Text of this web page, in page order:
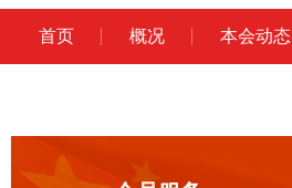
首页 概况 本会动态